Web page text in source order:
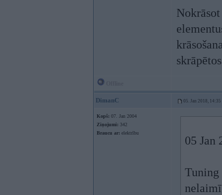
DimanC 05. Jan 2018, 14:35
Kopš: 07. Jan 2004
Ziņojumi: 342
Braucu ar: elektrību
05 Jan